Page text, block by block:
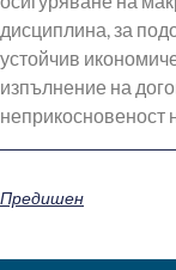
дисциплина, за
устойчив
изпълнение на
неприкосновеност
Предишен